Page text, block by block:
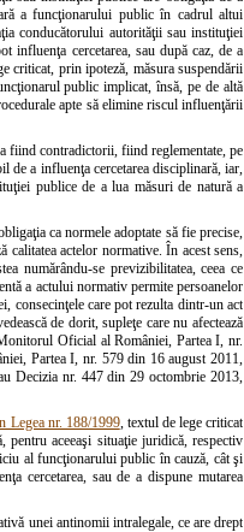
a funcţionarului public în cadrul altui
conducătorului autorităţii sau instituţiei
influenţa cercetarea, sau după caz, de a
criticat, prin ipoteză, măsura suspendării
public implicat, însă, pe de altă
apte să elimine riscul influenţării
fiind contradictorii, fiind reglementate, pe
de a influenţa cercetarea disciplinară, iar,
publice de a lua măsuri de natură a
ca normele adoptate să fie precise,
actelor normative. În acest sens,
numărându-se previzibilitatea, ceea ce
a actului normativ permite persoanelor
consecinţele care pot rezulta dintr-un act
de dorit, supleţe care nu afectează
Oficial al României, Partea I, nr.
Partea I, nr. 579 din 16 august 2011,
Decizia nr. 447 din 29 octombrie 2013,
Legea nr. 188/1999, textul de lege criticat
aceeaşi situaţie juridică, respectiv
al funcţionarului public în cauză, cât şi
cercetarea, sau de a dispune mutarea
unei antinomii intralegale, ce are drept